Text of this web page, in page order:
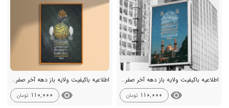
اطلاعیه باکیفیت ولایه باز دهه آخر صفر +استوری
visibility
110,000 تومان
اطلاعیه باکیفیت ولایه باز دهه آخر صفر +استوری
visibility
110,000 تومان